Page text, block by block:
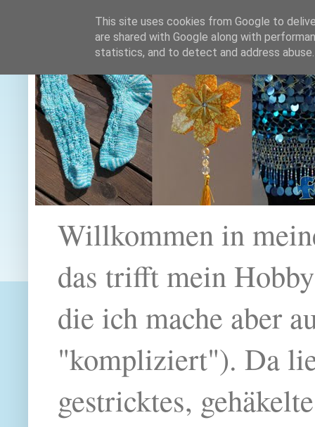
Willkommen in
das trifft mein
die ich mache aber
"kompliziert"). Da
gestricktes,
This site uses cookies from Google to
are shared with Google along with
statistics, and to detect and address abuse.